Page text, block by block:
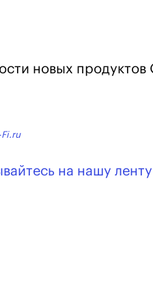
новых продуктов
на нашу